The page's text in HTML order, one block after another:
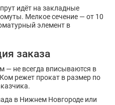
идёт на закладные
Мелкое сечение — от 10
элемент в
заказа
— не всегда вписываются в
режет прокат в размер по
в Нижнем Новгороде или